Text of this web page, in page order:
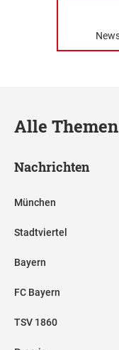
Alle
Nachrichten
München
Stadtviertel
Bayern
FC Bayern
TSV 1860